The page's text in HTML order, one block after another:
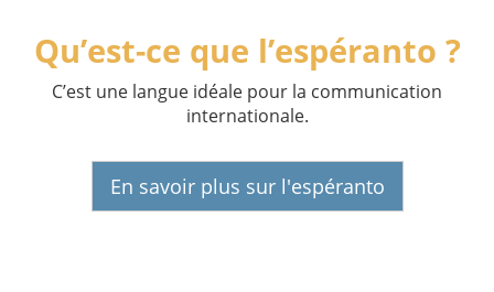
Qu’est-ce que l’espéranto ?
C’est une langue idéale pour la communication
internationale.
En savoir plus sur l'espéranto